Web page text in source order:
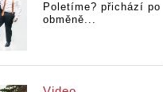
Poletíme? přichází po
obměně...